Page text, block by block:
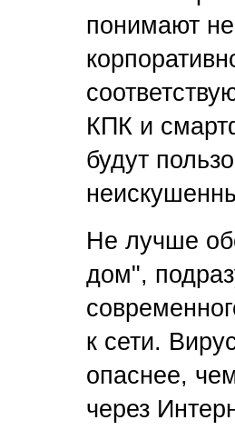
понимают
КПК и
будут
Не лучше
дом",
к сети.
опаснее,
через